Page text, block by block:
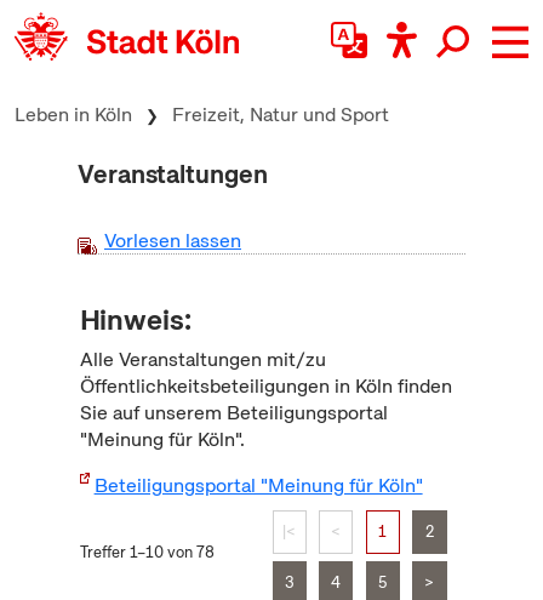
zum Inhalt springen
Leben in Köln Freizeit, Natur und Sport
Veranstaltungen
Vorlesen lassen
Hinweis:
Alle Veranstaltungen mit/zu
Öffentlichkeitsbeteiligungen in Köln finden
Sie auf unserem Beteiligungsportal
"Meinung für Köln".
Beteiligungsportal "Meinung für Köln"
Treffer 1–10 von 78
|< < 1 2
3 4 5 >